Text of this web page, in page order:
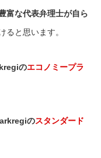
富な代表弁理士が自ら
ると思います。
のエコノミープラ
のスタンダード